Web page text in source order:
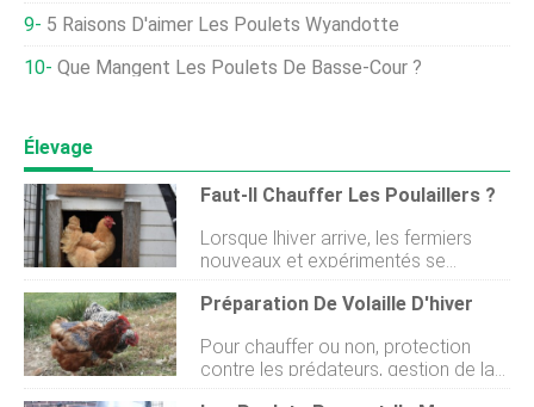
5 Raisons D'aimer Les Poulets Wyandotte
Que Mangent Les Poulets De Basse-Cour ?
Élevage
Faut-Il Chauffer Les Poulaillers ?
Lorsque lhiver arrive, les fermiers
nouveaux et expérimentés se
demandent comment ils peuvent
garder leur bétail et leurs volailles au
principalement ceux qui ont des
animaux plus petits, comme des
poulets. Il existe plusieurs façons de
Préparation De Volaille D'hiver
Pour chauffer ou non, protection
contre les prédateurs, gestion de la
mue et autres moyens allitératifs de